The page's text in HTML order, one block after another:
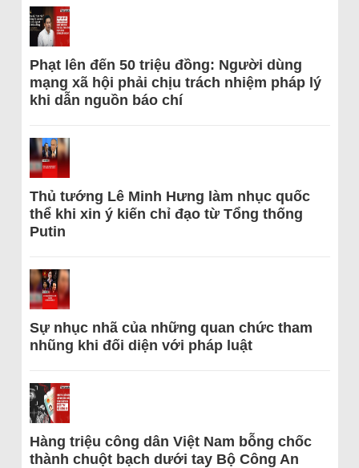
Phạt lên đến 50 triệu đồng: Người dùng
mạng xã hội phải chịu trách nhiệm pháp lý
khi dẫn nguồn báo chí
Thủ tướng Lê Minh Hưng làm nhục quốc
thể khi xin ý kiến chỉ đạo từ Tổng thống
Putin
Sự nhục nhã của những quan chức tham
nhũng khi đối diện với pháp luật
Hàng triệu công dân Việt Nam bỗng chốc
thành chuột bạch dưới tay Bộ Công An